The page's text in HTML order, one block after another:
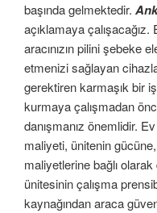
başında gelmektedir.
açıklamaya
aracınızın pilini şebeke
etmenizi sağlayan
gerektiren karmaşık bir
kurmaya çalışmadan
danışmanız önemlidir.
maliyeti, ünitenin
maliyetlerine bağlı
ünitesinin çalışma
kaynağından araca